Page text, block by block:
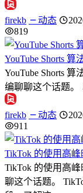
firekb 动态
819
YouTube Shorts
YouTube Shorts
编聊聊这个话题。
firekb 动态
911
TikTok 的使用高峰
TikTok 的使用高
聊这个话题。